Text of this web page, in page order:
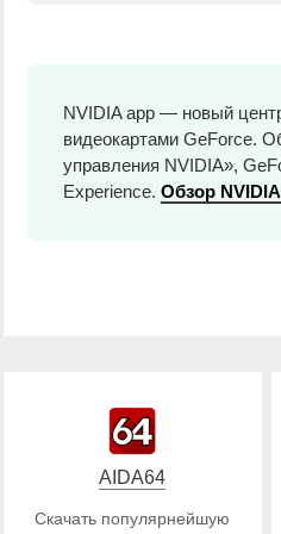
NVIDIA app — новый
видеокартами GeForce.
управления NVIDIA»,
Experience. Обзор
AIDA64
Скачать популярнейшую